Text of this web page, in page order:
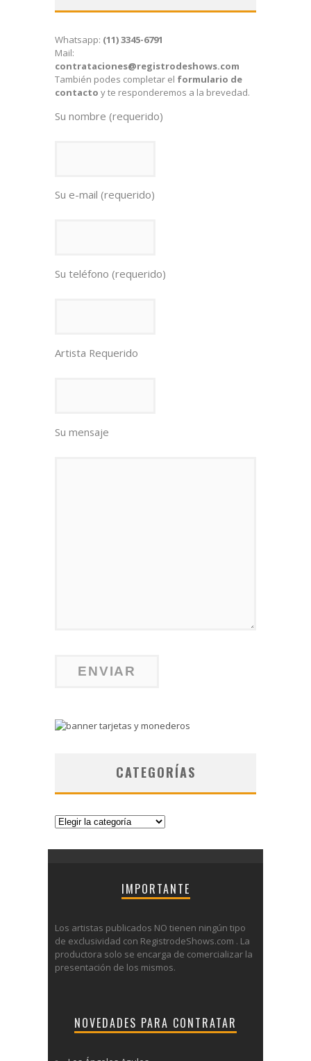
Whatsapp: (11) 3345-6791
Mail:
contrataciones@registrodeshows.com
También podes completar el formulario de
contacto y te responderemos a la brevedad.
Su nombre (requerido)
Su e-mail (requerido)
Su teléfono (requerido)
Artista Requerido
Su mensaje
CATEGORÍAS
Categorías
IMPORTANTE
Los artistas publicados NO tienen ningún tipo
de exclusividad con RegistrodeShows.com . La
productora solo se encarga de comercializar la
presentación de los mismos.
NOVEDADES PARA CONTRATAR